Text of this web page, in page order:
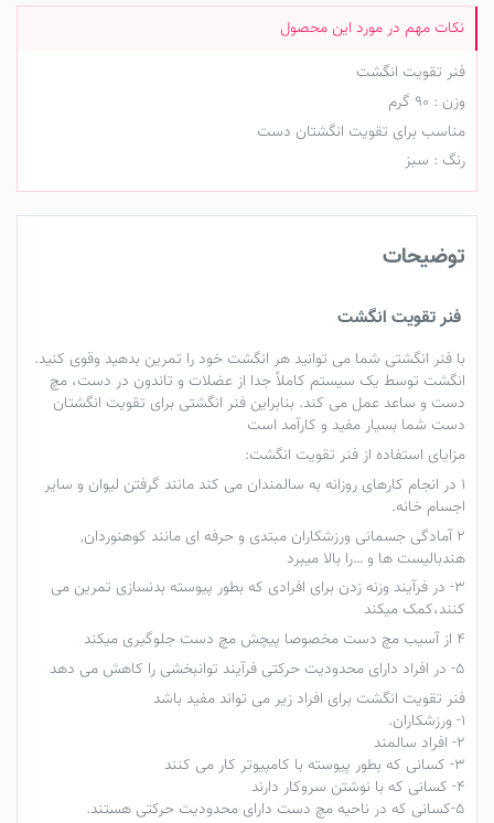
فنر تقویت انگشت
وزن : 90 گرم
مناسب برای تقویت انگشتان دست
رنگ : سبز
توضیحات
فنر تقویت انگشت
با فنر انگشتی شما می توانید هر انگشت خود را تمرین بدهید وقوی کنید.
انگشت توسط یک سیستم کاملاً جدا از عضلات و تاندون در دست، مچ
دست و ساعد عمل می کند. بنابراین فنر انگشتی برای تقویت انگشتان
دست شما بسیار مفید و کارآمد است
مزایای استفاده از فنر تقویت انگشت:
1 در انجام کارهای روزانه به سالمندان می کند مانند گرفتن لیوان و سایر
اجسام خانه.
2 آمادگی جسمانی ورزشکاران مبتدی و حرفه ای مانند کوهنوردان,
هندبالیست ها و …را بالا میبرد
3- در فرآیند وزنه زدن برای افرادی که بطور پیوسته بدنسازی تمرین می
کنند،کمک میکند
4 از آسیب مچ دست مخصوصا پیچش مچ دست جلوگیری میکند
5- در افراد دارای محدودیت حرکتی فرآیند توانبخشی را کاهش می دهد
فنر تقویت انگشت برای افراد زیر می تواند مفید باشد
۱- ورزشکاران.
2- افراد سالمند
3- کسانی که بطور پیوسته با کامپیوتر کار می کنند
4- کسانی که با نوشتن سروکار دارند
5-کسانی که در ناحیه مچ دست دارای محدودیت حرکتی هستند.